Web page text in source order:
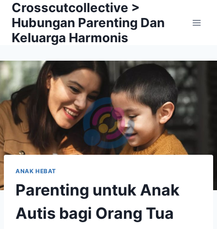
Skip
content
Crosscutcollective >
Hubungan Parenting Dan
Keluarga Harmonis
ANAK HEBAT
Parenting untuk Anak
Autis bagi Orang Tua